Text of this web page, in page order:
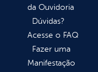
da Ouvidoria
Dúvidas?
Acesse o FAQ
Fazer uma
Manifestação